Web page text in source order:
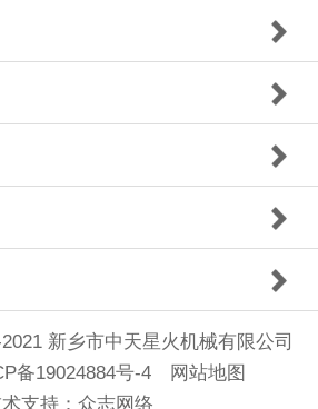
新乡市中天星火机械有限公司
备19024884号-4
网站地图
支持：众志网络